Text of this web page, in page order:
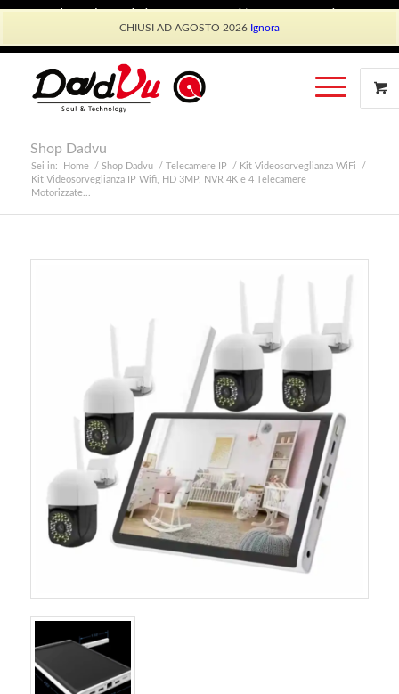
CHIUSI AD AGOSTO 2026 Ignora
Shop Dadvu
Sei in: Home / Shop Dadvu / Telecamere IP / Kit Videosorveglianza WiFi
/
Kit Videosorveglianza IP Wifi, HD 3MP, NVR 4K e 4 Telecamere
Motorizzate...